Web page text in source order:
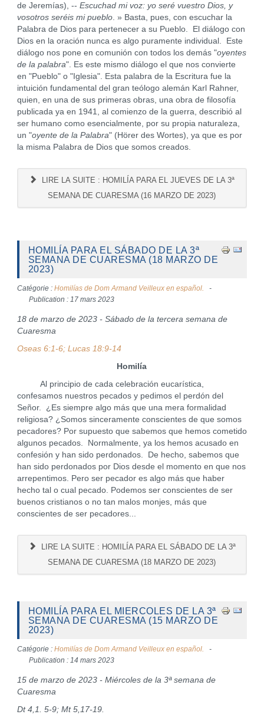
de Jeremías), -- Escuchad mi voz: yo seré vuestro Dios, y
vosotros seréis mi pueblo. » Basta, pues, con escuchar la
Palabra de Dios para pertenecer a su Pueblo. El diálogo con
Dios en la oración nunca es algo puramente individual. Este
diálogo nos pone en comunión con todos los demás "oyentes
de la palabra". Es este mismo diálogo el que nos convierte
en "Pueblo" o "Iglesia". Esta palabra de la Escritura fue la
intuición fundamental del gran teólogo alemán Karl Rahner,
quien, en una de sus primeras obras, una obra de filosofía
publicada ya en 1941, al comienzo de la guerra, describió al
ser humano como esencialmente, por su propia naturaleza,
un "oyente de la Palabra" (Hörer des Wortes), ya que es por
la misma Palabra de Dios que somos creados.
LIRE LA SUITE : HOMILÍA PARA EL JUEVES DE LA 3ª
SEMANA DE CUARESMA (16 MARZO DE 2023)
HOMILÍA PARA EL SÁBADO DE LA 3ª
SEMANA DE CUARESMA (18 MARZO DE
2023)
Catégorie : Homilías de Dom Armand Veilleux en español.
Publication : 17 mars 2023
18 de marzo de 2023 - Sábado de la tercera semana de
Cuaresma
Oseas 6:1-6; Lucas 18:9-14
Homilía
Al principio de cada celebración eucarística,
confesamos nuestros pecados y pedimos el perdón del
Señor. ¿Es siempre algo más que una mera formalidad
religiosa? ¿Somos sinceramente conscientes de que somos
pecadores? Por supuesto que sabemos que hemos cometido
algunos pecados. Normalmente, ya los hemos acusado en
confesión y han sido perdonados. De hecho, sabemos que
han sido perdonados por Dios desde el momento en que nos
arrepentimos. Pero ser pecador es algo más que haber
hecho tal o cual pecado. Podemos ser conscientes de ser
buenos cristianos o no tan malos monjes, más que
conscientes de ser pecadores...
LIRE LA SUITE : HOMILÍA PARA EL SÁBADO DE LA 3ª
SEMANA DE CUARESMA (18 MARZO DE 2023)
HOMILÍA PARA EL MIERCOLES DE LA 3ª
SEMANA DE CUARESMA (15 MARZO DE
2023)
Catégorie : Homilías de Dom Armand Veilleux en español.
Publication : 14 mars 2023
15 de marzo de 2023 - Miércoles de la 3ª semana de
Cuaresma
Dt 4,1. 5-9; Mt 5,17-19.